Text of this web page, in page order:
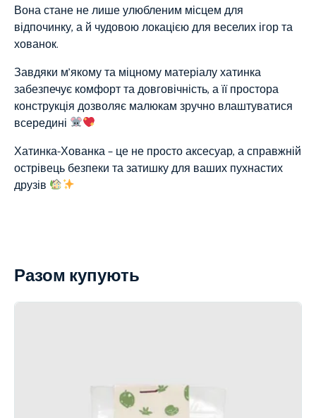
Вона стане не лише улюбленим місцем для
відпочинку, а й чудовою локацією для веселих ігор та
хованок.
Завдяки м’якому та міцному матеріалу хатинка
забезпечує комфорт та довговічність, а її простора
конструкція дозволяє малюкам зручно влаштуватися
всередині
Хатинка-Хованка – це не просто аксесуар, а справжній
острівець безпеки та затишку для ваших пухнастих
друзів
Разом купують